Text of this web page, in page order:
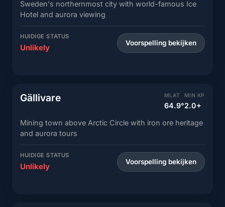
Sweden's northernmost city with world-famous Ice
Hotel and aurora viewing
HUIDIGE STATUS
Unlikely Voorspelling bekijken
Gällivare MLAT
64.9°
MIN KP
2.0+
Mining town above Arctic Circle with iron ore heritage
and aurora tours
HUIDIGE STATUS
Unlikely Voorspelling bekijken